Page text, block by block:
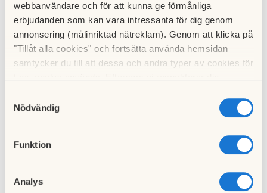
webbanvändare och för att kunna ge förmånliga
erbjudanden som kan vara intressanta för dig genom
annonsering (målinriktad nätreklam). Genom att klicka på
"Tillåt alla cookies" och fortsätta använda hemsidan
samtycker du till att dessa och andra typer av cookies för
cookies och välja att endast tillåta ett urval.
Nödvändig
Funktion
Analys
Föreningen står för elavtalet, det tillkommer inte någon
extra administration för dig som boende, elkostnaden
kommer att läggas till på samma avi som avgiften för
lägenheten.
Bredband & Telefoni
Samtliga lägenheter är utrustade med uttag för bredband /
telefoni via Telenor. Abonnemanget är en gruppanslutning,
vilket innebär att avgiften ingår i din månadsavgift för
lägenheten. Anslutningsavgiften för abonnemanget samt
samtalsavgift för användandet av telefonen bekostar du